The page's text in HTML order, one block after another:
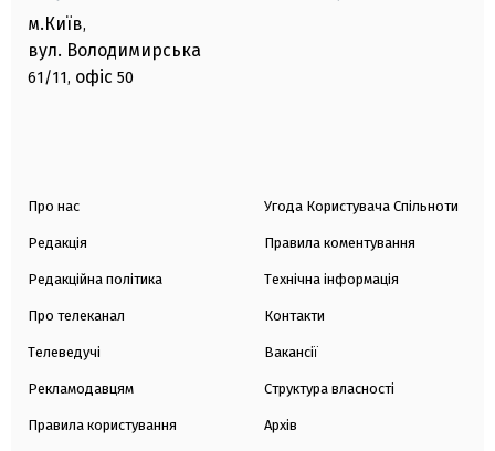
м.Київ,
вул. Володимирська
61/11, офіс 50
Про нас
Редакція
Редакційна політика
Про телеканал
Телеведучі
Рекламодавцям
Правила користування
Угода Користувача Спільноти
Правила коментування
Технічна інформація
Контакти
Вакансії
Структура власності
Архів